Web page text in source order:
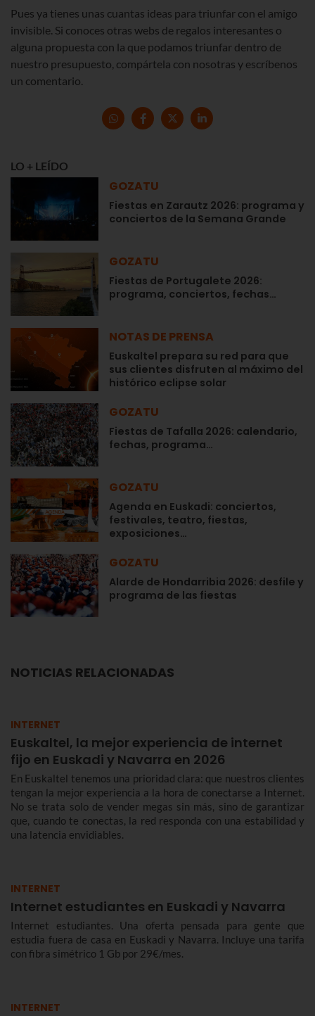
Pues ya tienes unas cuantas ideas para triunfar con el amigo
invisible. Si conoces otras webs de regalos interesantes o
alguna propuesta con la que podamos triunfar dentro de
nuestro presupuesto, compártela con nosotras y escríbenos
un comentario.
LO + LEÍDO
GOZATU
Fiestas en Zarautz 2026: programa y
conciertos de la Semana Grande
GOZATU
Fiestas de Portugalete 2026:
programa, conciertos, fechas…
NOTAS DE PRENSA
Euskaltel prepara su red para que
sus clientes disfruten al máximo del
histórico eclipse solar
GOZATU
Fiestas de Tafalla 2026: calendario,
fechas, programa…
GOZATU
Agenda en Euskadi: conciertos,
festivales, teatro, fiestas,
exposiciones…
GOZATU
Alarde de Hondarribia 2026: desfile y
programa de las fiestas
NOTICIAS RELACIONADAS
INTERNET
Euskaltel, la mejor experiencia de internet
fijo en Euskadi y Navarra en 2026
En Euskaltel tenemos una prioridad clara: que nuestros clientes
tengan la mejor experiencia a la hora de conectarse a Internet.
No se trata solo de vender megas sin más, sino de garantizar
que, cuando te conectas, la red responda con una estabilidad y
una latencia envidiables.
INTERNET
Internet estudiantes en Euskadi y Navarra
Internet estudiantes. Una oferta pensada para gente que
estudia fuera de casa en Euskadi y Navarra. Incluye una tarifa
con fibra simétrico 1 Gb por 29€/mes.
INTERNET